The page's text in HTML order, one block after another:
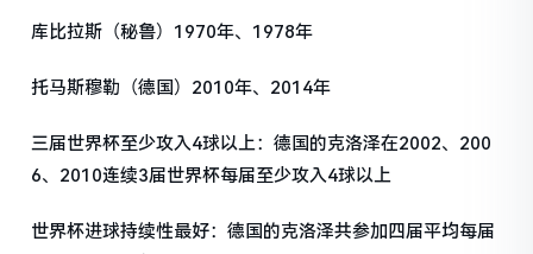
库比拉斯（秘鲁）1970年、1978年
托马斯穆勒（德国）2010年、2014年
三届世界杯至少攻入4球以上：德国的克洛泽在2002、200
6、2010连续3届世界杯每届至少攻入4球以上
世界杯进球持续性最好：德国的克洛泽共参加四届平均每届